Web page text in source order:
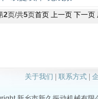
2页/共5页首页 上一页 下一页
关于我们 | 联系方式|